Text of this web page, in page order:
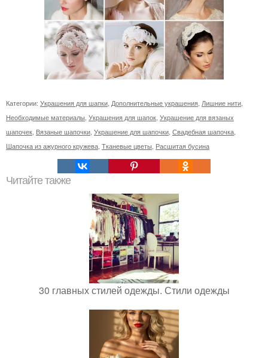
Категории: Украшения для шапки, Дополнительные украшения, Лишние нити,
Необходимые материалы, Украшения для шапок, Украшение для вязаных
шапочек, Вязаные шапочки, Украшение для шапочки, Свадебная шапочка,
Шапочка из ажурного кружева, Тканевые цветы, Расшитая бусина
Читайте также
30 главных стилей одежды. Стили одежды